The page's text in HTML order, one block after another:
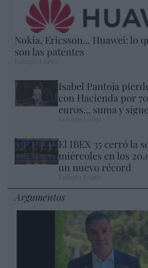
Nokia, Ericsson... Huawei: lo
son las patentes
Isabel Pantoja
con Hacienda por
euros... suma y sigue
El IBEX 35 cerró la
miércoles en los
un nuevo récord
Argumentos